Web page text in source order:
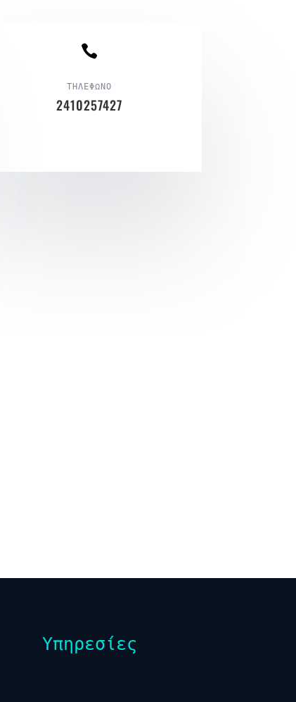

ΤΗΛΕΦΩΝΟ
2410257427
Υπηρεσίες